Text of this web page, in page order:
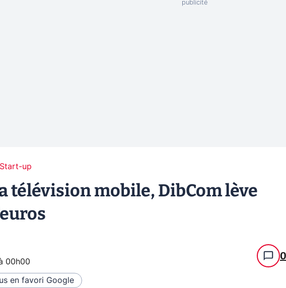
Start-up
télévision mobile, DibCom lève
00h00 0
en favori Google